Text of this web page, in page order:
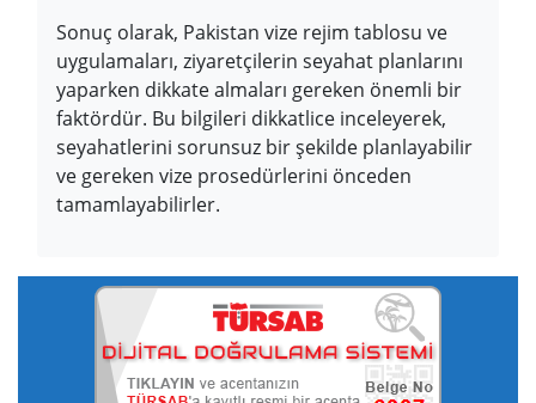
Sonuç olarak, Pakistan vize rejim tablosu ve
uygulamaları, ziyaretçilerin seyahat planlarını
yaparken dikkate almaları gereken önemli bir
faktördür. Bu bilgileri dikkatlice inceleyerek,
seyahatlerini sorunsuz bir şekilde planlayabilir
ve gereken vize prosedürlerini önceden
tamamlayabilirler.